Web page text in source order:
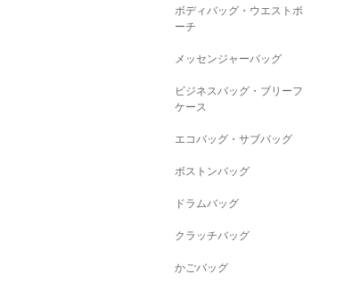
ボディバッグ・ウエストポ
ーチ
メッセンジャーバッグ
ビジネスバッグ・ブリーフ
ケース
エコバッグ・サブバッグ
ボストンバッグ
ドラムバッグ
クラッチバッグ
かごバッグ